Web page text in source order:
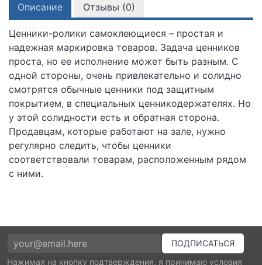
Описание Отзывы (0)
Ценники-ролики самоклеющиеся – простая и
надежная маркировка товаров. Задача ценников
проста, но ее исполнение может быть разным. С
одной стороны, очень привлекательно и солидно
смотрятся обычные ценники под защитным
покрытием, в специальных ценникодержателях. Но
у этой солидности есть и обратная сторона.
Продавцам, которые работают на зале, нужно
регулярно следить, чтобы ценники
соответствовали товарам, расположенным рядом
с ними.
Нажимая на кнопку подтверждения, я принимаю условия